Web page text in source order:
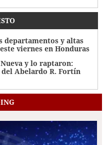
departamentos y altas
viernes en Honduras
y lo raptaron:
Abelardo R. Fortín